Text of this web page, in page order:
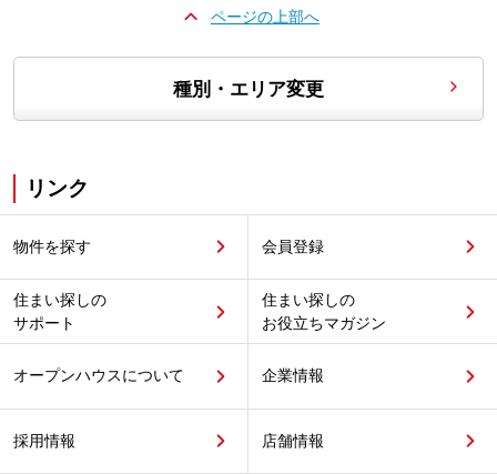
ページの上部へ
種別・エリア変更
リンク
物件を探す 会員登録
住まい探しの
サポート
住まい探しの
お役立ちマガジン
オープンハウスについて 企業情報
採用情報 店舗情報